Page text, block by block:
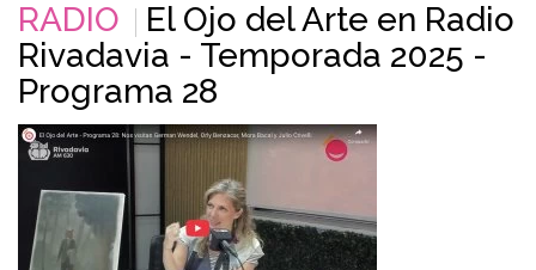
RADIO
El Ojo del Arte en Radio
Rivadavia - Temporada 2025 -
Programa 28